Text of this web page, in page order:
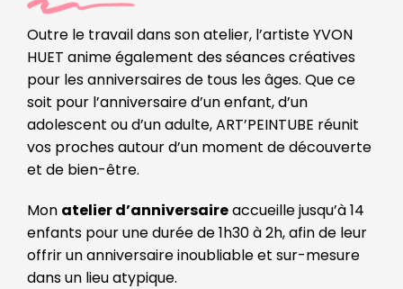
Outre le travail dans son atelier, l’artiste YVON
HUET anime également des séances créatives
pour les anniversaires de tous les âges. Que ce
soit pour l’anniversaire d’un enfant, d’un
adolescent ou d’un adulte, ART’PEINTUBE réunit
vos proches autour d’un moment de découverte
et de bien-être.
Mon atelier d’anniversaireaccueille jusqu’à 14
enfants pour une durée de 1h30 à 2h, afin de leur
offrir un anniversaire inoubliable et sur-mesure
dans un lieu atypique.